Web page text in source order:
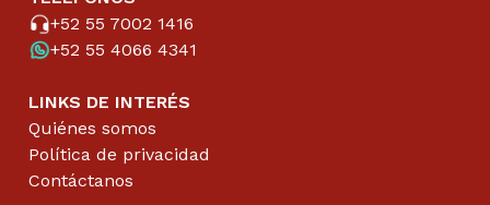
+52 55 7002 1416
+52 55 4066 4341
LINKS DE INTERÉS
Quiénes somos
Política de privacidad
Contáctanos